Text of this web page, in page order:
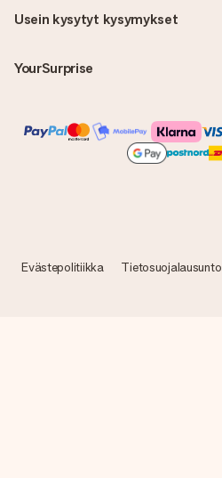
Usein kysytyt kysymykset
YourSurprise
Evästepolitiikka Tietosuojalausunto